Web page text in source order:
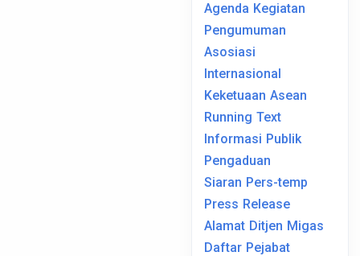
Agenda Kegiatan
Pengumuman
Asosiasi
Internasional
Keketuaan Asean
Running Text
Informasi Publik
Pengaduan
Siaran Pers-temp
Press Release
Alamat Ditjen Migas
Daftar Pejabat